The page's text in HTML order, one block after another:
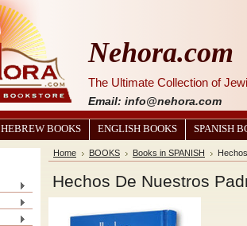
Nehora.com
The Ultimate Collection of
Email: info@nehora.com
HEBREW BOOKS ENGLISH BOOKS SPANISH
Home BOOKS Books in SPANISH
Hechos De Nuestros